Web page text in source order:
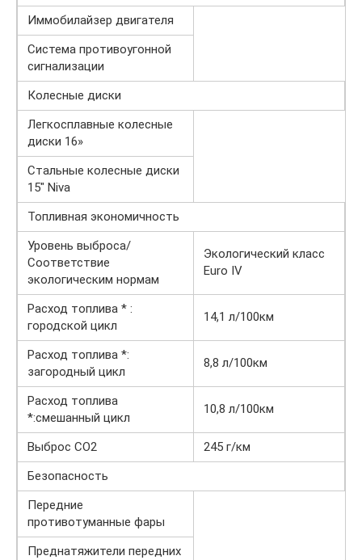
Иммобилайзер двигателя
Система противоугонной
сигнализации
Колесные диски
Легкосплавные колесные
диски 16»
Стальные колесные диски
15″ Niva
Топливная экономичность
Уровень выброса/
Соответствие
экологическим нормам
Экологический класс
Euro IV
Расход топлива * :
городской цикл
14,1 л/100км
Расход топлива *:
загородный цикл
8,8 л/100км
Расход топлива
*:смешанный цикл
10,8 л/100км
Выброс CO2
245 г/км
Безопасность
Передние
противотуманные фары
Преднатяжители передних